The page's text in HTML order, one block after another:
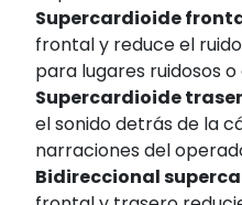
Supercardioide
frontal y reduce el
para lugares ruidosos
Supercardioide
el sonido detrás de la
narraciones del
Bidireccional